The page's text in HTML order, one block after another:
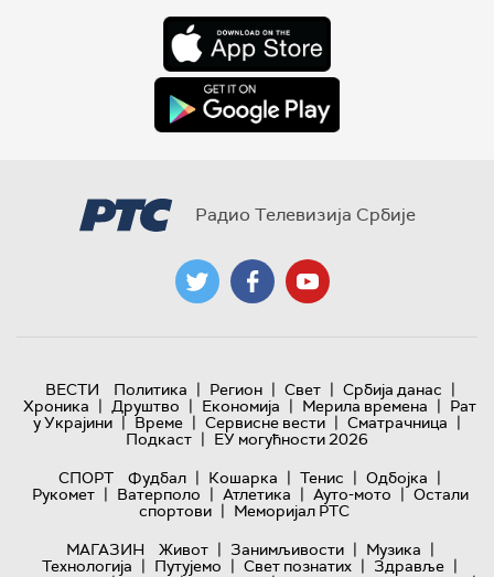
Радио Телевизија Србије
ВЕСТИ Политика | Регион | Свет | Србија данас |
Хроника | Друштво | Економија | Мерила времена | Рат
у Украјини | Време | Сервисне вести | Сматрачница |
Подкаст | ЕУ могућности 2026
СПОРТ
Фудбал | Кошарка | Тенис | Одбојка |
Рукомет | Ватерполо | Атлетика | Ауто-мото | Остали
спортови | Меморијал РТС
МАГАЗИН
Живот | Занимљивости | Музика |
Технологијa | Путујемо | Свет познатих | Здравље |